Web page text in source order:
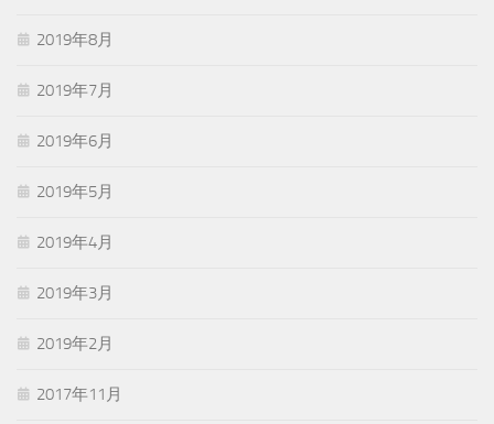
2019年8月
2019年7月
2019年6月
2019年5月
2019年4月
2019年3月
2019年2月
2017年11月